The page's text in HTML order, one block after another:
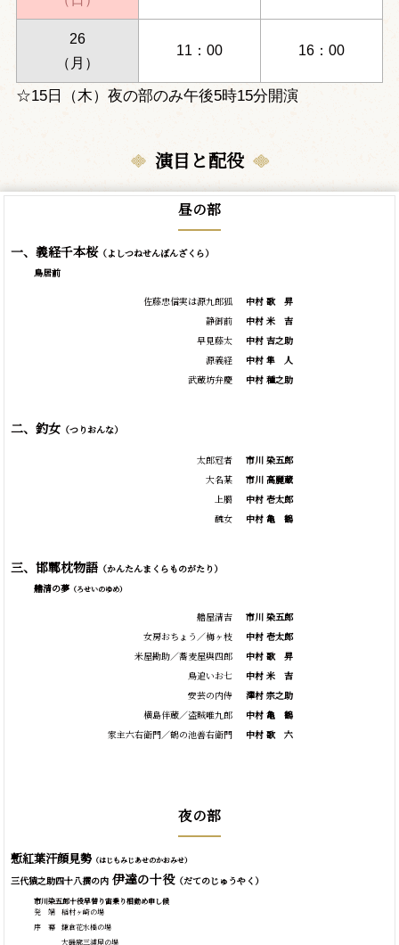
26
（月）
11：00 16：00
☆15日（木）夜の部のみ午後5時15分開演
演目と配役
昼の部
一、義経千本桜（よしつねせんぼんざくら）
鳥居前
佐藤忠信実は源九郎狐
静御前
早見藤太
源義経
武蔵坊弁慶
中村 歌
昇
中村 米
吉
中村 吉之助
中村 隼
人
中村 種之助
二、釣女（つりおんな）
太郎冠者
大名某
上臈
醜女
市川 染五郎
市川 高麗蔵
中村 壱太郎
中村 亀 鶴
三、邯鄲枕物語（かんたんまくらものがたり）
艪清の夢（ろせいのゆめ）
艪屋清吉
女房おちょう／梅ヶ枝
米屋勘助／蕎麦屋與四郎
鳥追いお七
安芸の内侍
横島伴蔵／盗賊唯九郎
家主六右衛門／鶴の池善右衛門
市川 染五郎
中村 壱太郎
中村 歌
昇
中村 米
吉
澤村 宗之助
中村 亀
鶴
中村 歌 六
夜の部
慙紅葉汗顔見勢（はじもみじあせのかおみせ）
三代猿之助四十八撰の内伊達の十役（だてのじゅうやく）
市川染五郎十役早替り宙乗り相勤め申し候
発 端
序 幕
稲村ヶ崎の場
鎌倉花水橋の場
大磯廓三浦屋の場